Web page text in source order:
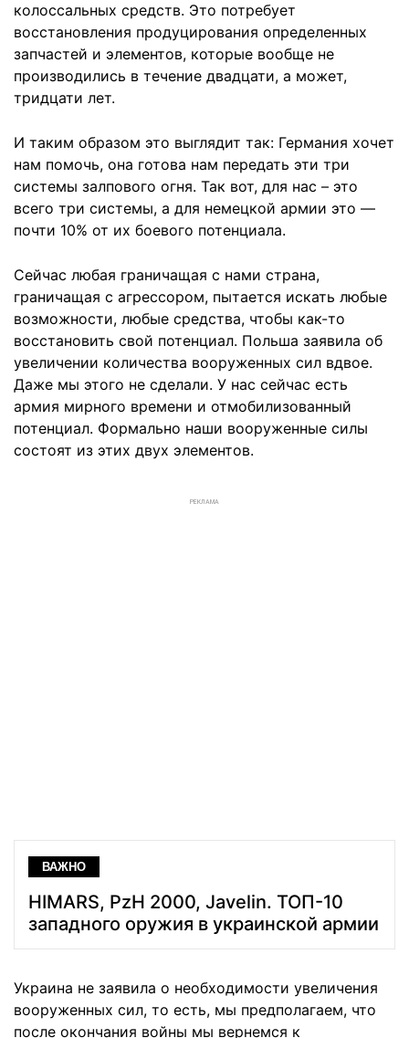
колоссальных средств. Это потребует
восстановления продуцирования определенных
запчастей и элементов, которые вообще не
производились в течение двадцати, а может,
тридцати лет.
И таким образом это выглядит так: Германия хочет
нам помочь, она готова нам передать эти три
системы залпового огня. Так вот, для нас – это
всего три системы, а для немецкой армии это —
почти 10% от их боевого потенциала.
Сейчас любая граничащая с нами страна,
граничащая с агрессором, пытается искать любые
возможности, любые средства, чтобы как-то
восстановить свой потенциал. Польша заявила об
увеличении количества вооруженных сил вдвое.
Даже мы этого не сделали. У нас сейчас есть
армия мирного времени и отмобилизованный
потенциал. Формально наши вооруженные силы
состоят из этих двух элементов.
РЕКЛАМА
ВАЖНО
HIMARS, PzH 2000, Javelin. ТОП-10
западного оружия в украинской армии
Украина не заявила о необходимости увеличения
вооруженных сил, то есть, мы предполагаем, что
после окончания войны мы вернемся к